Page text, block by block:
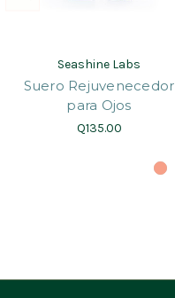
Seashine Labs
Suero Rejuvenecedor
para Ojos
Q135.00